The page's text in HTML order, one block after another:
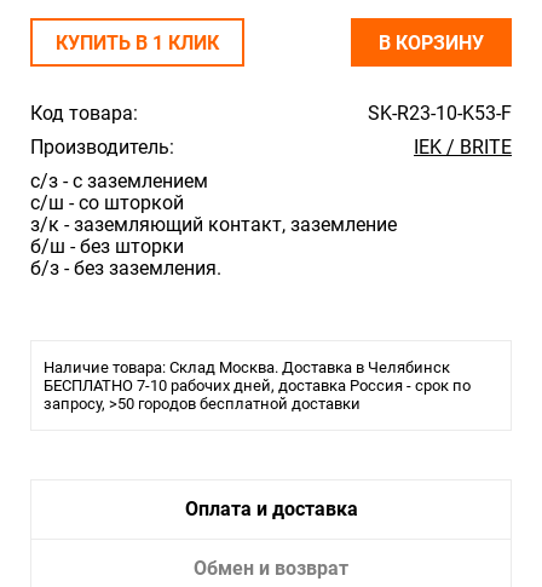
Код товара:
SK-R23-10-K53-F
Производитель:
IEK / BRITE
с/з - с заземлением
с/ш - со шторкой
з/к - заземляющий контакт, заземление
б/ш - без шторки
б/з - без заземления.
Наличие товара: Склад Москва. Доставка в Челябинск
БЕСПЛАТНО 7-10 рабочих дней, доставка Россия - срок по
запросу, >50 городов бесплатной доставки
КУПИТЬ В 1 КЛИК В КОРЗИНУ
Оплата и доставка
Обмен и возврат